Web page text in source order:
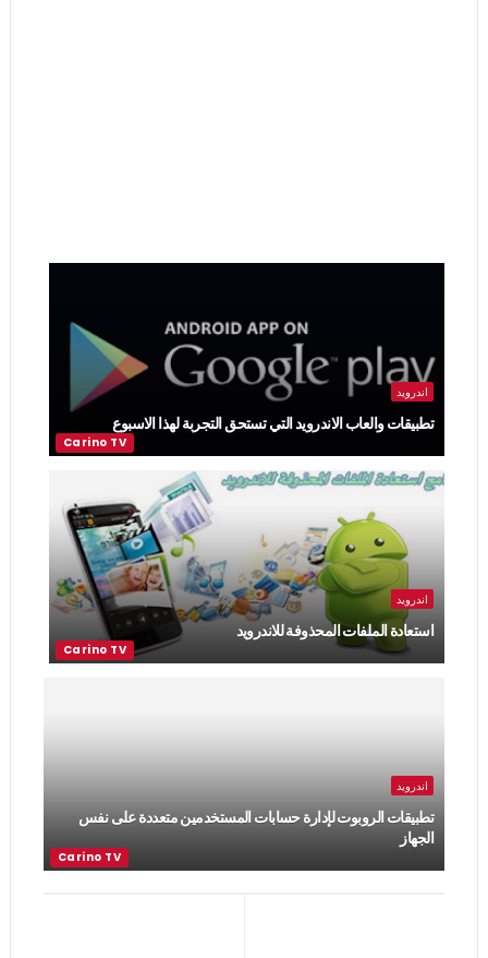
اندرويد
تطبيقات والعاب الاندرويد التي تستحق التجربة لهذا الاسبوع
اندرويد
استعادة الملفات المحذوفة للاندرويد
اندرويد
تطبيقات الروبوت لإدارة حسابات المستخدمين متعددة على نفس
الجهاز